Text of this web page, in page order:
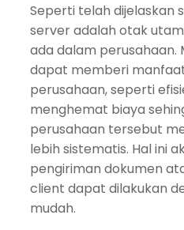
Seperti telah dijelaskan
server adalah otak
ada dalam perusahaan.
dapat memberi
perusahaan, seperti
menghemat biaya
perusahaan tersebut
lebih sistematis. Hal ini
pengiriman dokumen
client dapat dilakukan
mudah.